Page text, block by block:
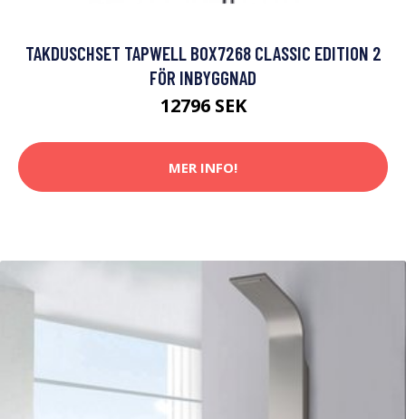
TAKDUSCHSET TAPWELL BOX7268 CLASSIC EDITION 2
FÖR INBYGGNAD
12796 SEK
MER INFO!